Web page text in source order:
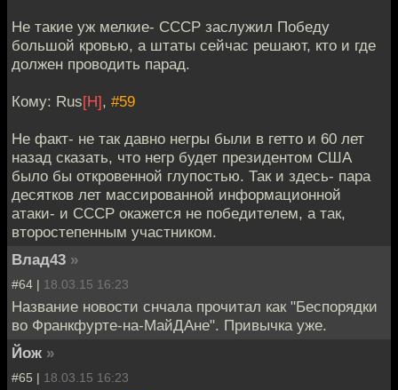
Не такие уж мелкие- СССР заслужил Победу
большой кровью, а штаты сейчас решают, кто и где
должен проводить парад.
Кому: Rus[H], #59
Не факт- не так давно негры были в гетто и 60 лет
назад сказать, что негр будет президентом США
было бы откровенной глупостью. Так и здесь- пара
десятков лет массированной информационной
атаки- и СССР окажется не победителем, а так,
второстепенным участником.
Влад43 »
#64 | 18.03.15 16:23
Название новости снчала прочитал как "Беспорядки
во Франкфурте-на-МайДАне". Привычка уже.
Йож »
#65 | 18.03.15 16:23